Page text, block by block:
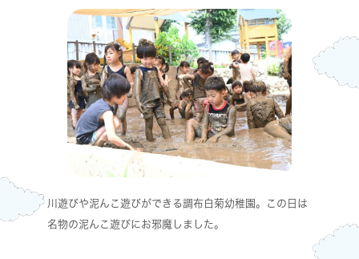
川遊びや泥んこ遊びができる調布白菊幼稚園。この日は
名物の泥んこ遊びにお邪魔しました。